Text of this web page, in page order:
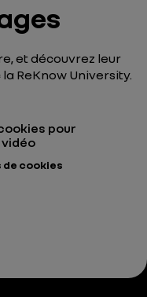
et découvrez leur
ReKnow University.
pour
cookies